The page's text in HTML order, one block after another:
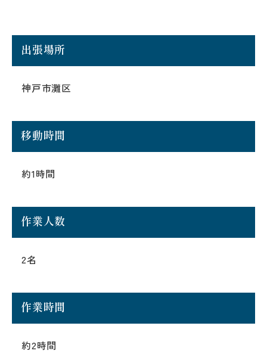
出張場所
神戸市灘区
移動時間
約1時間
作業人数
2名
作業時間
約2時間